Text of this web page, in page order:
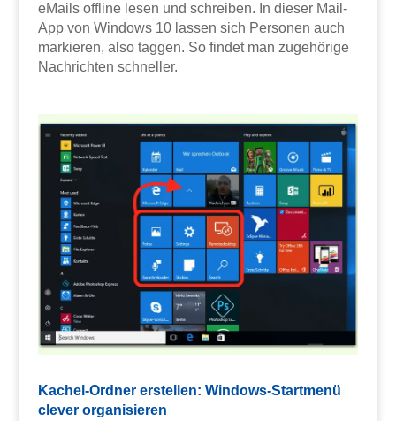
eMails offline lesen und schreiben. In dieser Mail-
App von Windows 10 lassen sich Personen auch
markieren, also taggen. So findet man zugehörige
Nachrichten schneller.
Kachel-Ordner erstellen: Windows-Startmenü
clever organisieren